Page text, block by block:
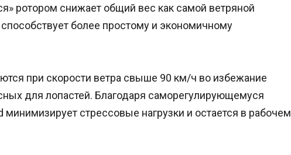
ротором снижает общий вес как самой ветряной
более простому и экономичному
при скорости ветра свыше 90 км/ч во избежание
для лопастей. Благодаря саморегулирующемуся
стрессовые нагрузки и остается в рабочем